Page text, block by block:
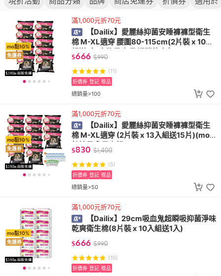
mo點10%
免運券
滿1,000元折70元
【Dailix】愛麗絲抑菌安睡褲褲型衛生
棉 M-XL適穿 腰圍80-115cm(2片裝 x 10入
組送1包 夜晚量大 孕媽咪待產包)
$666 $990
(11)
總銷量>100
折價券 登記 贈品
mo點10%
免運券
滿1,000元折70元
【Dailix】愛麗絲抑菌安睡褲褲型衛生
棉 M-XL適穿 (2片裝 x 13入組送15片)(mo
特談量多量少組)
$830 $1,400
(5)
總銷量>50
折價券 登記 贈品
mo點10%
免運券
滿1,000元折70元
【Dailix】29cm吸血鬼超瞬吸抑菌淨味
乾爽衛生棉(8片裝 x 10入組送1入)
$666 $990
(10)
折價券 登記 贈品